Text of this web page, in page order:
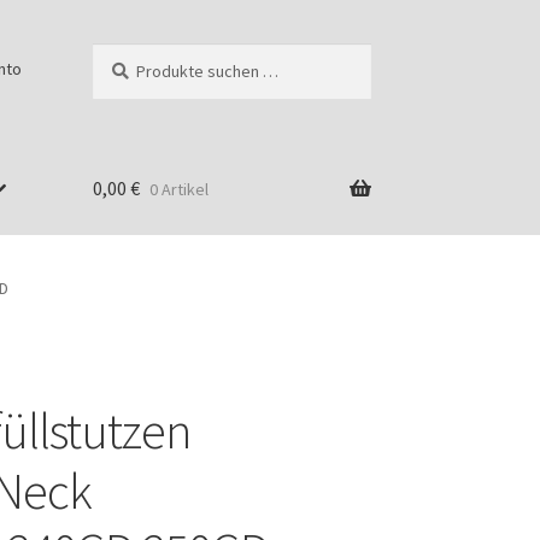
nach:
0,00 € 0 Artikel